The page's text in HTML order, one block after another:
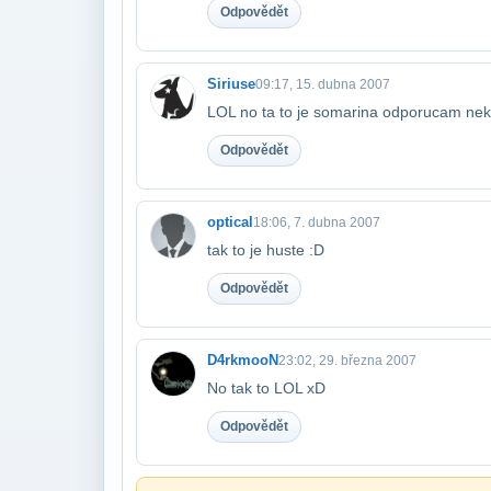
Odpovědět
Siriuse09:17, 15. dubna 2007
LOL no ta to je somarina odporucam
Odpovědět
optical 18:06, 7. dubna 2007
tak to je huste :D
Odpovědět
D4rkmooN23:02, 29. března 2007
No tak to LOL xD
Odpovědět